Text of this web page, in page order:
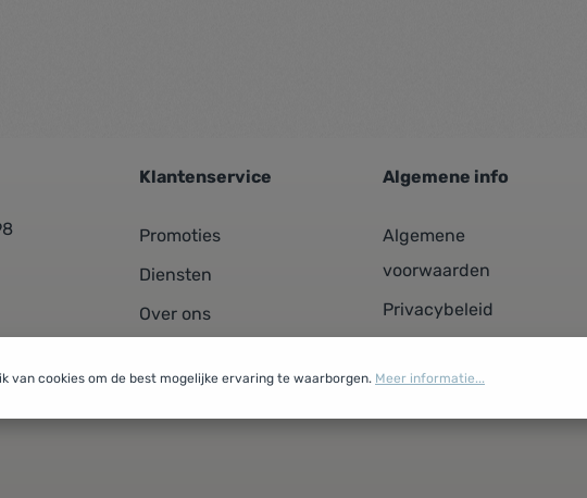
Klantenservice
Promoties
Diensten
Over ons
Algemene info
Algemene
voorwaarden
Privacybeleid
van cookies om de best mogelijke ervaring te waarborgen. Meer informatie...